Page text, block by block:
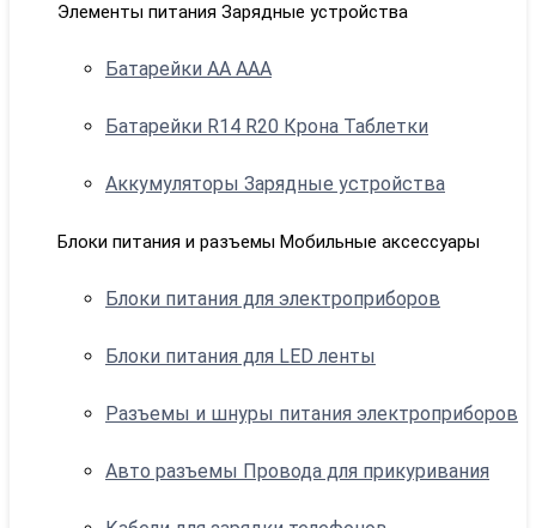
Элементы питания Зарядные устройства
Батарейки АА ААА
Батарейки R14 R20 Крона Таблетки
Аккумуляторы Зарядные устройства
Блоки питания и разъемы Мобильные аксессуары
Блоки питания для электроприборов
Блоки питания для LED ленты
Разъемы и шнуры питания электроприборов
Авто разъемы Провода для прикуривания